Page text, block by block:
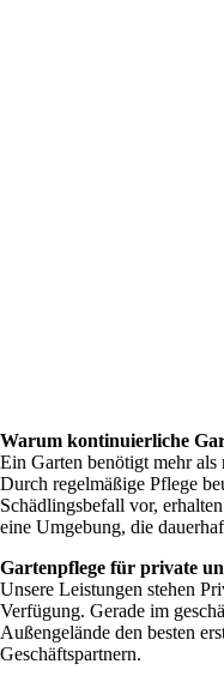
Warum kontinuierliche
Ein Garten benötigt mehr
Durch regelmäßige Pflege
Schädlingsbefall vor,
eine Umgebung, die
Gartenpflege für private
Unsere Leistungen stehen
Verfügung. Gerade im
Außengelände den besten
Geschäftspartnern.